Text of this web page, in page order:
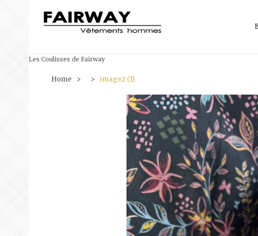
Les Coulisses de Fairway
Home > > image2 (1)